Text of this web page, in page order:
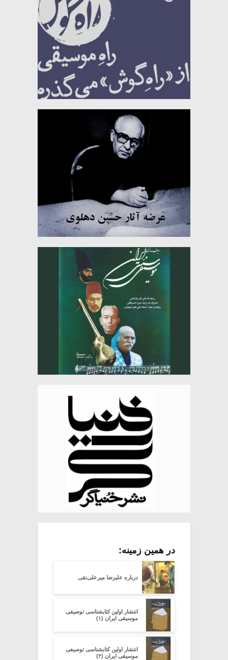
در همین زمینه:
درباره علیرضا میرعلی‌نقی
انتشار اولین کتابشناسی توصیفی
موسیقی ایران (۱)
انتشار اولین کتابشناسی توصیفی
موسیقی ایران (۲)